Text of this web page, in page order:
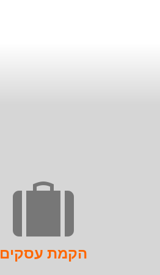
הקמת עסקים